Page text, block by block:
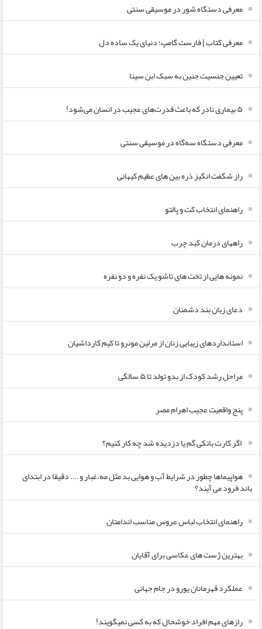
معرفی دستگاه شور در موسیقی سنتی
معرفی کتاب | فارست گامپ؛ دنیای یک ساده دل
تعیین جنسیت جنین به سبک ابن سینا
۵ بیماری نادر که باعث قدرت‌های عجیب در انسان می‌شود!
معرفی دستگاه سه‌گاه در موسیقی سنتی
راز شگفت انگیز ذره بین های عظیم کیهانی
راهنمای انتخاب کت و پالتو
راههای درمان کبد چرب
نمونه هایی از تخت های تاشو یک نفره و دو نفره
دعای زبان بند دشمنان
استانداردهای زیبایی زنان از مرلین مونرو تا کیم کارداشیان
مراحل رشد کودک از بدو تولد تا ۵ سالگی
پنج واقعیت عجیب اهرام مصر
اگر کارت بانکی گم یا دزدیده شد چه کار کنیم؟
هواپیماها چطور در شرایط آب و هوایی بد مثل مه،غبار و …. دقیقا در ابتدای
باند فرود می آیند؟
راهنمای انتخاب لباس عروس مناسب اندامتان
بهترین ژست های عکاسی برای آقایان
عملکرد قهرمانان یورو در جام جهانی
رازهای مهم افراد خوشحال که به کسی نمیگویند!